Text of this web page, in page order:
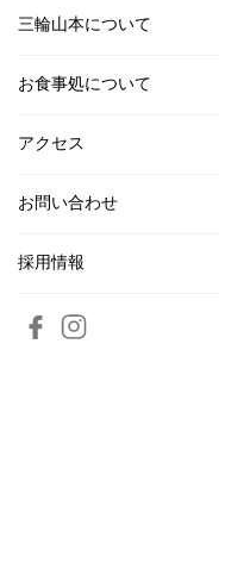
三輪山本について
お食事処について
アクセス
お問い合わせ
採用情報